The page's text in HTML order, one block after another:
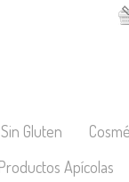
Gluten
Apícolas